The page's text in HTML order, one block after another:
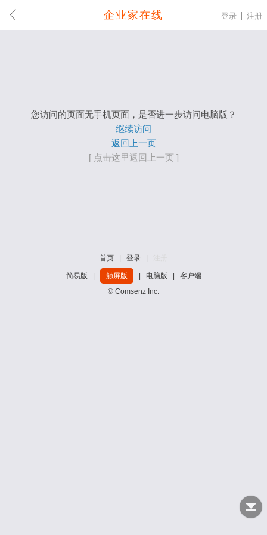
企业家在线 登录 注册
您访问的页面无手机页面，是否进一步访问电脑版？
继续访问
返回上一页
[ 点击这里返回上一页 ]
首页 登录
简易版 触屏版 电脑版
客户端
© Comsenz Inc.